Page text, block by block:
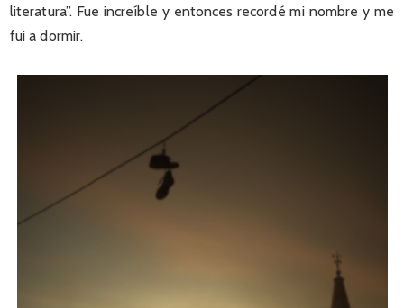
literatura”. Fue increíble y entonces recordé mi nombre y me
fui a dormir.